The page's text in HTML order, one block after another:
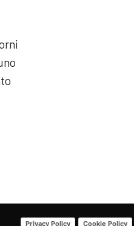
Privacy Policy Cookie Policy